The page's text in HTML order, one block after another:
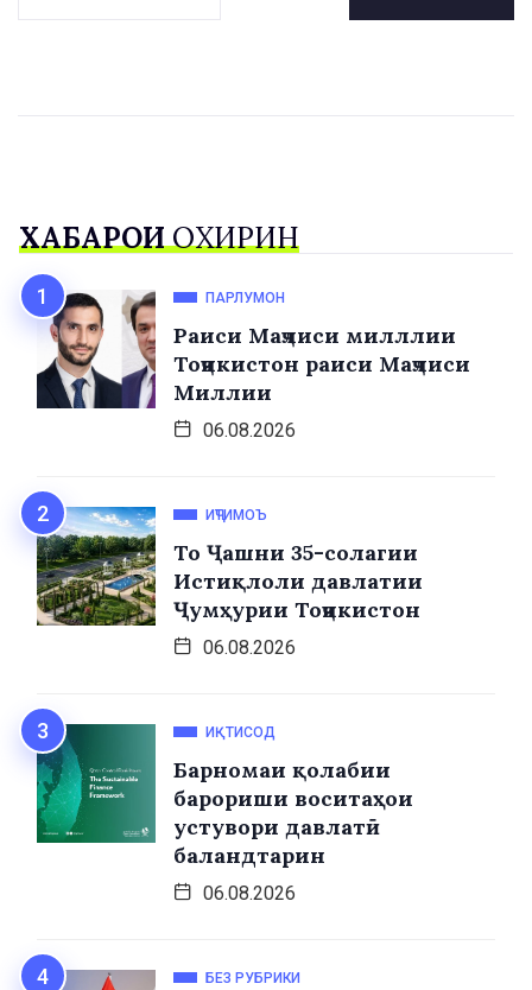
ХАБАРҲОИОХИРИН
ПАРЛУМОН
Раиси Маҷлиси милллии
Тоҷикистон раиси Маҷлиси
Миллии
06.08.2026
ИҶТИМОЪ
То Ҷашни 35-солагии
Истиқлоли давлатии
Ҷумҳурии Тоҷикистон
06.08.2026
ИҚТИСОД
Барномаи қолабии
барориши воситаҳои
устувори давлатӣ
баландтарин
06.08.2026
БЕЗ РУБРИКИ